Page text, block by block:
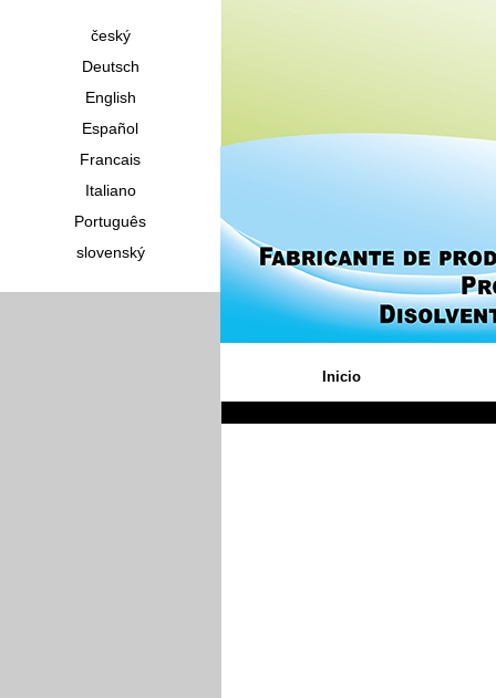
český
Deutsch
English
Español
Francais
Italiano
Português
slovenský
Inicio